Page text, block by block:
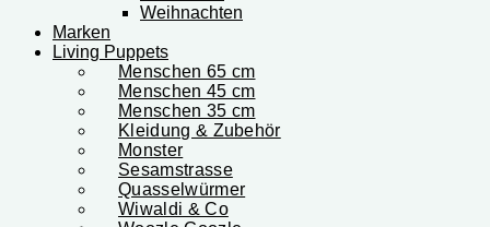
Weihnachten
Marken
Living Puppets
Menschen 65 cm
Menschen 45 cm
Menschen 35 cm
Kleidung & Zubehör
Monster
Sesamstrasse
Quasselwürmer
Wiwaldi & Co